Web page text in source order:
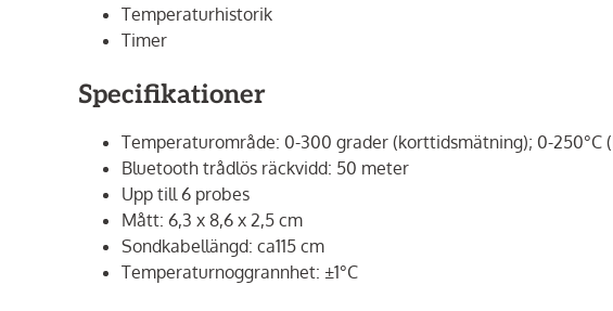
Temperaturhistorik
Timer
Specifikationer
Temperaturområde: 0-300 grader (korttidsmätning); 0-250°C
Bluetooth trådlös räckvidd: 50 meter
Upp till 6 probes
Mått: 6,3 x 8,6 x 2,5 cm
Sondkabellängd: ca115 cm
Temperaturnoggrannhet: ±1°C